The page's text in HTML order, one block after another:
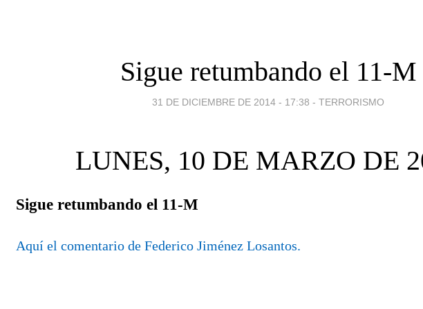
Sigue retumbando el 11-M
31 DE DICIEMBRE DE 2014 - 17:38 - TERRORISMO
LUNES, 10 DE MARZO DE
Sigue retumbando el 11-M
Aquí el comentario de Federico Jiménez Losantos.